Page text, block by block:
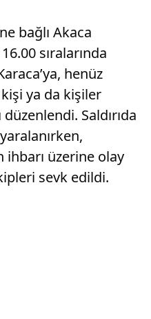
bağlı Akaca
sıralarında
henüz
ya da kişiler
Saldırıda
ihbarı üzerine olay
sevk edildi.